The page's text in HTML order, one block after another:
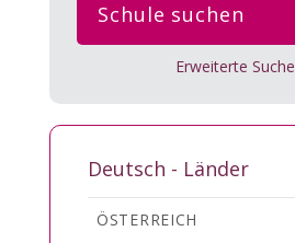
Schule suchen
Erweiterte Suche
Deutsch - Länder
ÖSTERREICH